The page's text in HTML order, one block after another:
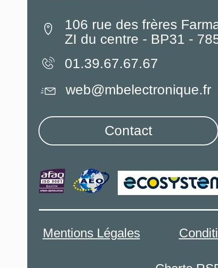
106 rue des frères
ZI du centre - BP31 -
01.39.67.67.67
Mentions Légales
web@mbelectronique.fr
Contact